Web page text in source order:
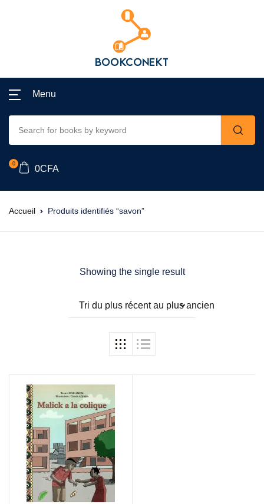
Menu
0
0CFA
Accueil Produits identifiés “savon”
Showing the single result
Tri du plus récent au plus ancien